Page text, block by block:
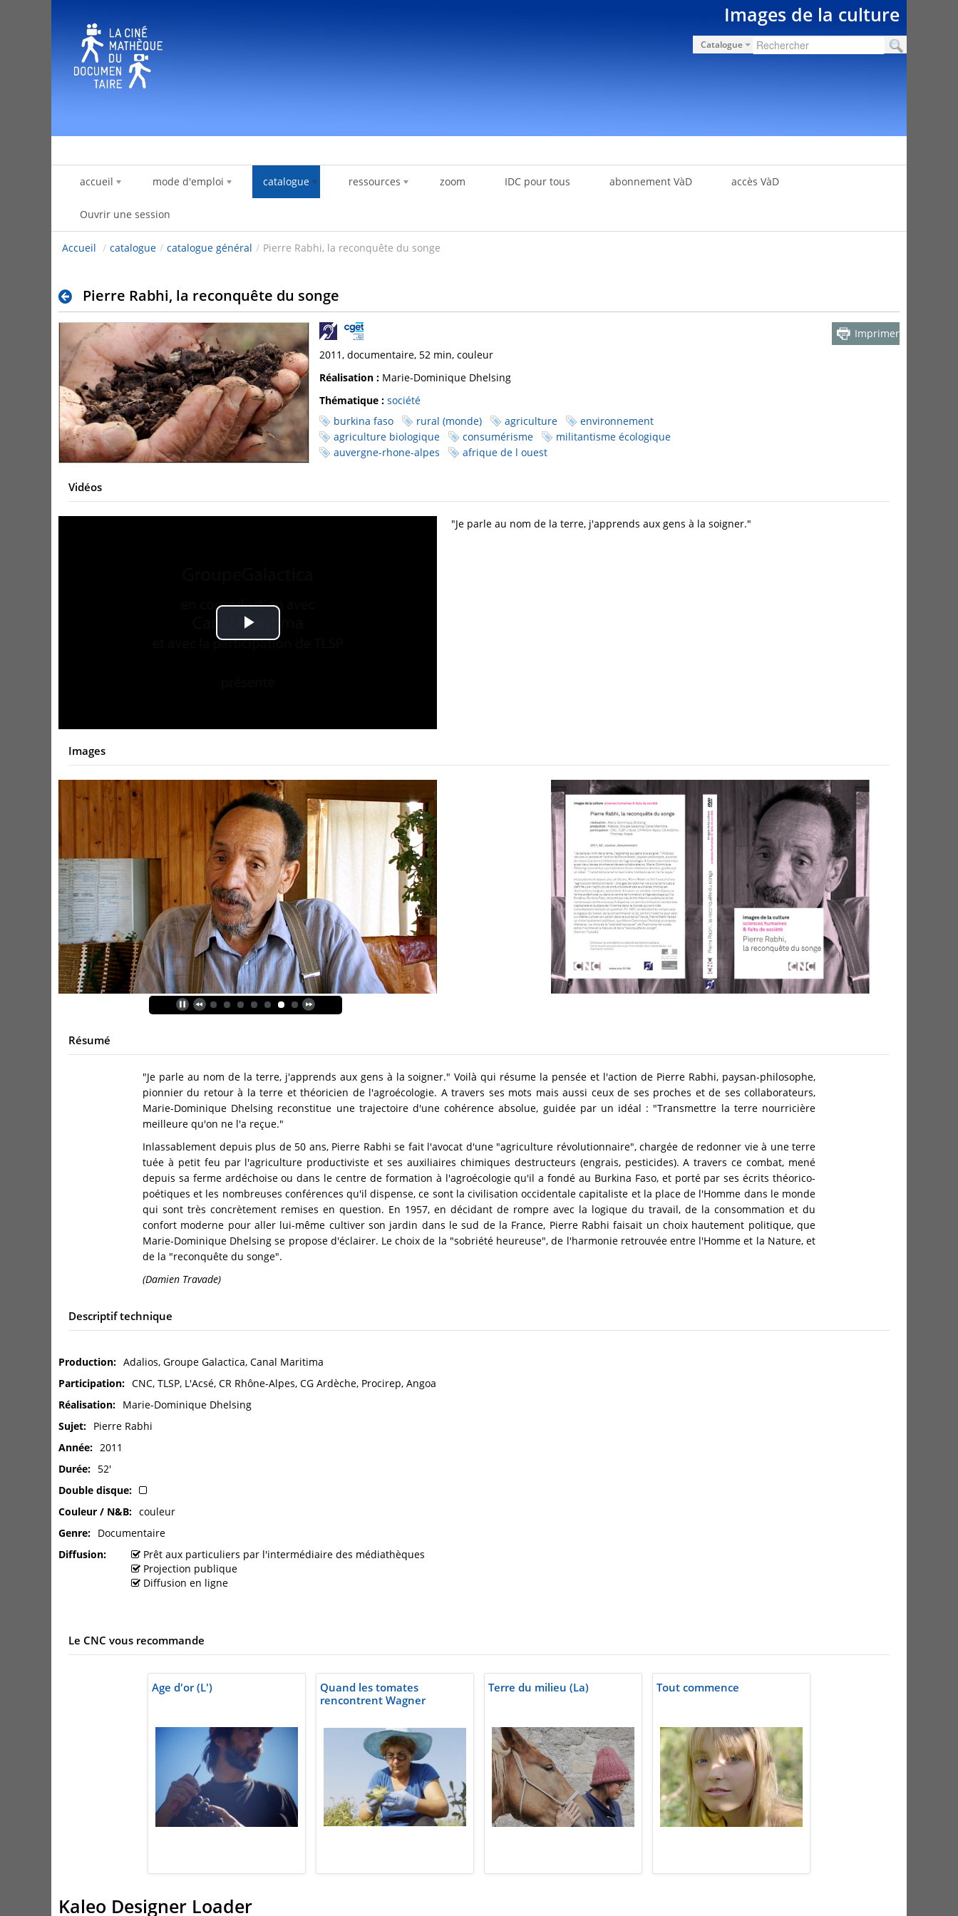
Images de la culture
Catalogue
accueil mode d'emploi catalogue ressources zoom IDC pour tous abonnement VàD accès VàD
Ouvrir une session
Accueil / catalogue / catalogue général / Pierre Rabhi, la reconquête du songe
Pierre Rabhi, la reconquête du songe
Imprimer
2011, documentaire, 52 min, couleur
Réalisation : Marie-Dominique Dhelsing
Thématique : société
burkina faso
rural (monde) agriculture
environnement
agriculture biologique
consumérisme
militantisme écologique
auvergne-rhone-alpes
afrique de l ouest
Vidéos
Play
"Je parle au nom de la terre, j'apprends aux gens à la soigner."
Images
Résumé
"Je parle au nom de la terre, j'apprends aux gens à la soigner." Voilà qui résume la pensée et l'action de Pierre Rabhi, paysan-philosophe,
pionnier du retour à la terre et théoricien de l'agroécologie. A travers ses mots mais aussi ceux de ses proches et de ses collaborateurs,
Marie-Dominique Dhelsing reconstitue une trajectoire d'une cohérence absolue, guidée par un idéal : "Transmettre la terre nourricière
meilleure qu'on ne l'a reçue."
Inlassablement depuis plus de 50 ans, Pierre Rabhi se fait l'avocat d'une "agriculture révolutionnaire", chargée de redonner vie à une terre
tuée à petit feu par l'agriculture productiviste et ses auxiliaires chimiques destructeurs (engrais, pesticides). A travers ce combat, mené
depuis sa ferme ardéchoise ou dans le centre de formation à l'agroécologie qu'il a fondé au Burkina Faso, et porté par ses écrits théorico-
poétiques et les nombreuses conférences qu'il dispense, ce sont la civilisation occidentale capitaliste et la place de l'Homme dans le monde
qui sont très concrètement remises en question. En 1957, en décidant de rompre avec la logique du travail, de la consommation et du
confort moderne pour aller lui-même cultiver son jardin dans le sud de la France, Pierre Rabhi faisait un choix hautement politique, que
Marie-Dominique Dhelsing se propose d'éclairer. Le choix de la "sobriété heureuse", de l'harmonie retrouvée entre l'Homme et la Nature, et
de la "reconquête du songe".
(Damien Travade)
Descriptif technique
Production
Adalios, Groupe Galactica, Canal Maritima
Participation
CNC, TLSP, L'Acsé, CR Rhône-Alpes, CG Ardèche, Procirep, Angoa
Réalisation
Marie-Dominique Dhelsing
Sujet
Pierre Rabhi
Année
2011
Durée
52'
Double disque
Couleur / N&B
couleur
Genre
Documentaire
Diffusion
Prêt aux particuliers par l'intermédiaire des médiathèques
Projection publique
Diffusion en ligne
Le CNC vous recommande
Age d'or (L')
Quand les tomates
rencontrent Wagner
Terre du milieu (La) Tout commence
Kaleo Designer Loader